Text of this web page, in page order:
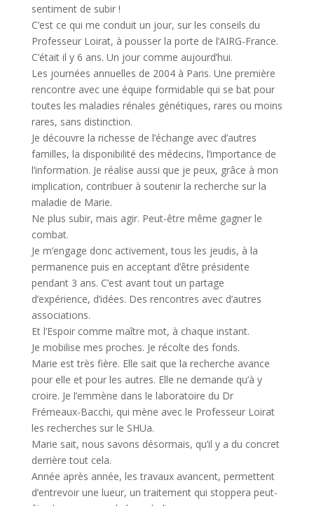
sentiment de subir !
C’est ce qui me conduit un jour, sur les conseils du
Professeur Loirat, à pousser la porte de l’AIRG-France.
C’était il y 6 ans. Un jour comme aujourd’hui.
Les journées annuelles de 2004 à Paris. Une première
rencontre avec une équipe formidable qui se bat pour
toutes les maladies rénales génétiques, rares ou moins
rares, sans distinction.
Je découvre la richesse de l’échange avec d’autres
familles, la disponibilité des médecins, l’importance de
l’information. Je réalise aussi que je peux, grâce à mon
implication, contribuer à soutenir la recherche sur la
maladie de Marie.
Ne plus subir, mais agir. Peut-être même gagner le
combat.
Je m’engage donc activement, tous les jeudis, à la
permanence puis en acceptant d’être présidente
pendant 3 ans. C’est avant tout un partage
d’expérience, d’idées. Des rencontres avec d’autres
associations.
Et l’Espoir comme maître mot, à chaque instant.
Je mobilise mes proches. Je récolte des fonds.
Marie est très fière. Elle sait que la recherche avance
pour elle et pour les autres. Elle ne demande qu’à y
croire. Je l’emmène dans le laboratoire du Dr
Frémeaux-Bacchi, qui mène avec le Professeur Loirat
les recherches sur le SHUa.
Marie sait, nous savons désormais, qu’il y a du concret
derrière tout cela.
Année après année, les travaux avancent, permettent
d’entrevoir une lueur, un traitement qui stoppera peut-